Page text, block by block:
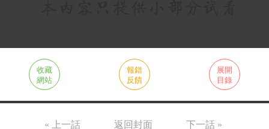
收藏
網站
報錯
反饋
展開
目錄
« 上一話 返回封面 下一話 »